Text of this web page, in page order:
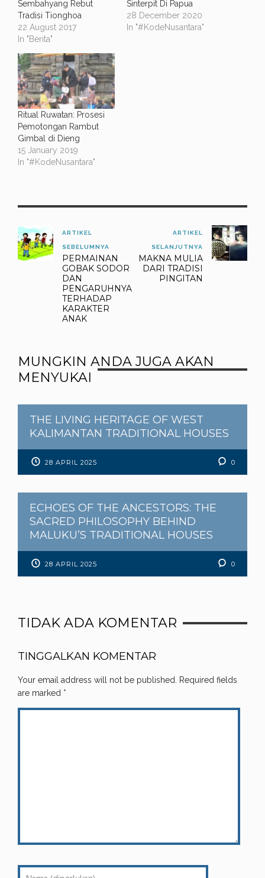
Sembahyang Rebut
Tradisi Tionghoa
22 August 2017
In "Berita"
Sinterpit Di Papua
28 December 2020
In "#KodeNusantara"
Ritual Ruwatan: Prosesi
Pemotongan Rambut
Gimbal di Dieng
15 January 2019
In "#KodeNusantara"
ARTIKEL
SEBELUMNYA
PERMAINAN
GOBAK SODOR
DAN
PENGARUHNYA
TERHADAP
KARAKTER
ANAK
ARTIKEL
SELANJUTNYA
MAKNA MULIA
DARI TRADISI
PINGITAN
MUNGKIN ANDA JUGA AKAN
MENYUKAI
THE LIVING HERITAGE OF WEST
KALIMANTAN TRADITIONAL HOUSES
28 APRIL 2025 0
ECHOES OF THE ANCESTORS: THE
SACRED PHILOSOPHY BEHIND
MALUKU’S TRADITIONAL HOUSES
28 APRIL 2025 0
TIDAK ADA KOMENTAR
TINGGALKAN KOMENTAR
Your email address will not be published. Required fields
are marked *